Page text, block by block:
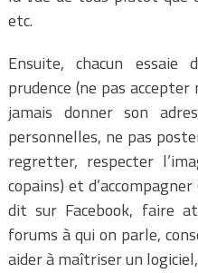
etc.
Ensuite, chacun essaie
prudence (ne pas
jamais donner son
personnelles, ne pas
regretter, respecter
copains) et
dit sur Facebook, faire
forums à qui on parle,
aider à maîtriser un